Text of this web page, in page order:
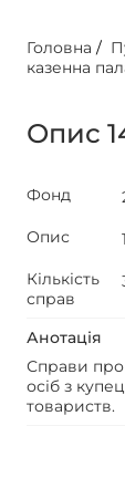
Головна /
казенна
Опис
Фонд
Опис
Кількість
справ
Анотація
Справи про
осіб з
товариств.